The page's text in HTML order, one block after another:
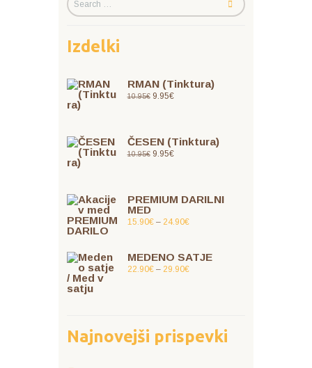
Izdelki
RMAN (Tinktura)
10.95€ 9.95€
ČESEN (Tinktura)
10.95€ 9.95€
PREMIUM DARILNI
MED
15.90€ – 24.90€
MEDENO SATJE
22.90€ – 29.90€
Najnovejši prispevki